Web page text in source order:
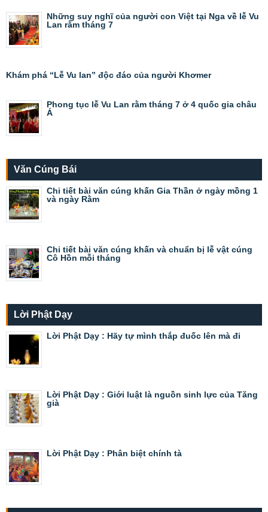
Những suy nghĩ của người con Việt tại Nga về lễ Vu
Lan rằm tháng 7
Khám phá “Lễ Vu lan” độc đáo của người Khơmer
Phong tục lễ Vu Lan rằm tháng 7 ở 4 quốc gia châu
Á
Văn Cúng Bái
Chi tiết bài văn cúng khấn Gia Thần ở ngày mồng 1
và ngày Rằm
Chi tiết bài văn cúng khấn và chuẩn bị lễ vật cúng
Cô Hồn mỗi tháng
Lời Phật Dạy
Lời Phật Dạy : Hãy tự mình thắp đuốc lên mà đi
Lời Phật Dạy : Giới luật là nguồn sinh lực của Tăng
già
Lời Phật Dạy : Phân biệt chính tà